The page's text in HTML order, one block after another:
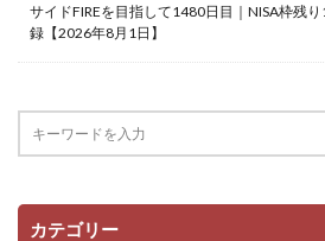
サイドFIREを目指して1480日目｜NISA枠残
録【2026年8月1日】
カテゴリー